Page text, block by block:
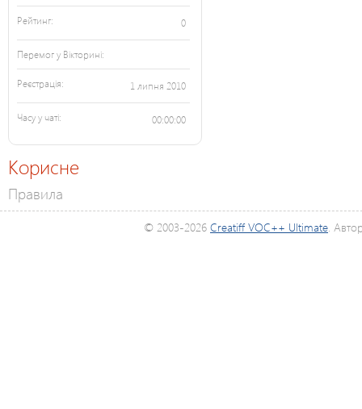
Рейтинг: 0
Перемог у Вікторині:
Реєстрація: 1 липня 2010
Часу у чаті: 00:00:00
Корисне
Правила
© 2003-2026 Creatiff VOC++ Ultimate.